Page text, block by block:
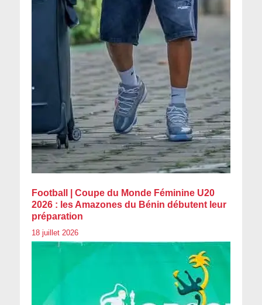
Football | Coupe du Monde Féminine U20
2026 : les Amazones du Bénin débutent leur
préparation
18 juillet 2026